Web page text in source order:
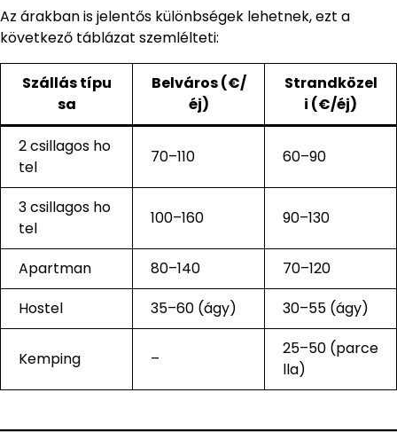
Az árakban is jelentős különbségek lehetnek, ezt a
következő táblázat szemlélteti:
Szállás típu
sa
Belváros (€/
éj)
Strandközel
i (€/éj)
2 csillagos ho
tel
70–110 60–90
3 csillagos ho
tel
100–160 90–130
Apartman 80–140
70–120
Hostel
35–60 (ágy) 30–55 (ágy)
Kemping –
25–50 (parce
lla)